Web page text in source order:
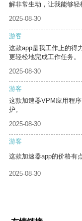
解非常生动，让我能够轻
2025-08-30
游客
这款app是我工作上的得
更轻松地完成工作任务。
2025-08-30
游客
这款加速器VPM应用程
护。
2025-08-30
游客
这款加速器app的价格有
2025-08-30